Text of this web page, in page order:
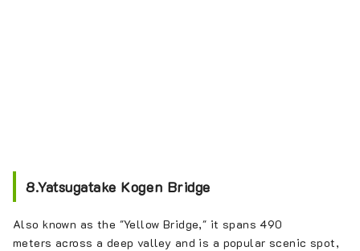
8.Yatsugatake Kogen Bridge
Also known as the "Yellow Bridge," it spans 490
meters across a deep valley and is a popular scenic spot,